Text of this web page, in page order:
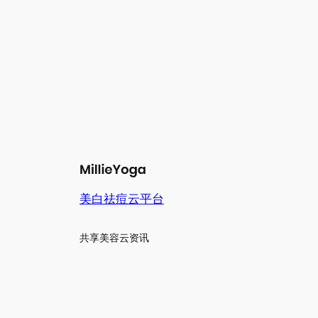
美白祛痘云平台
共享美容云资讯